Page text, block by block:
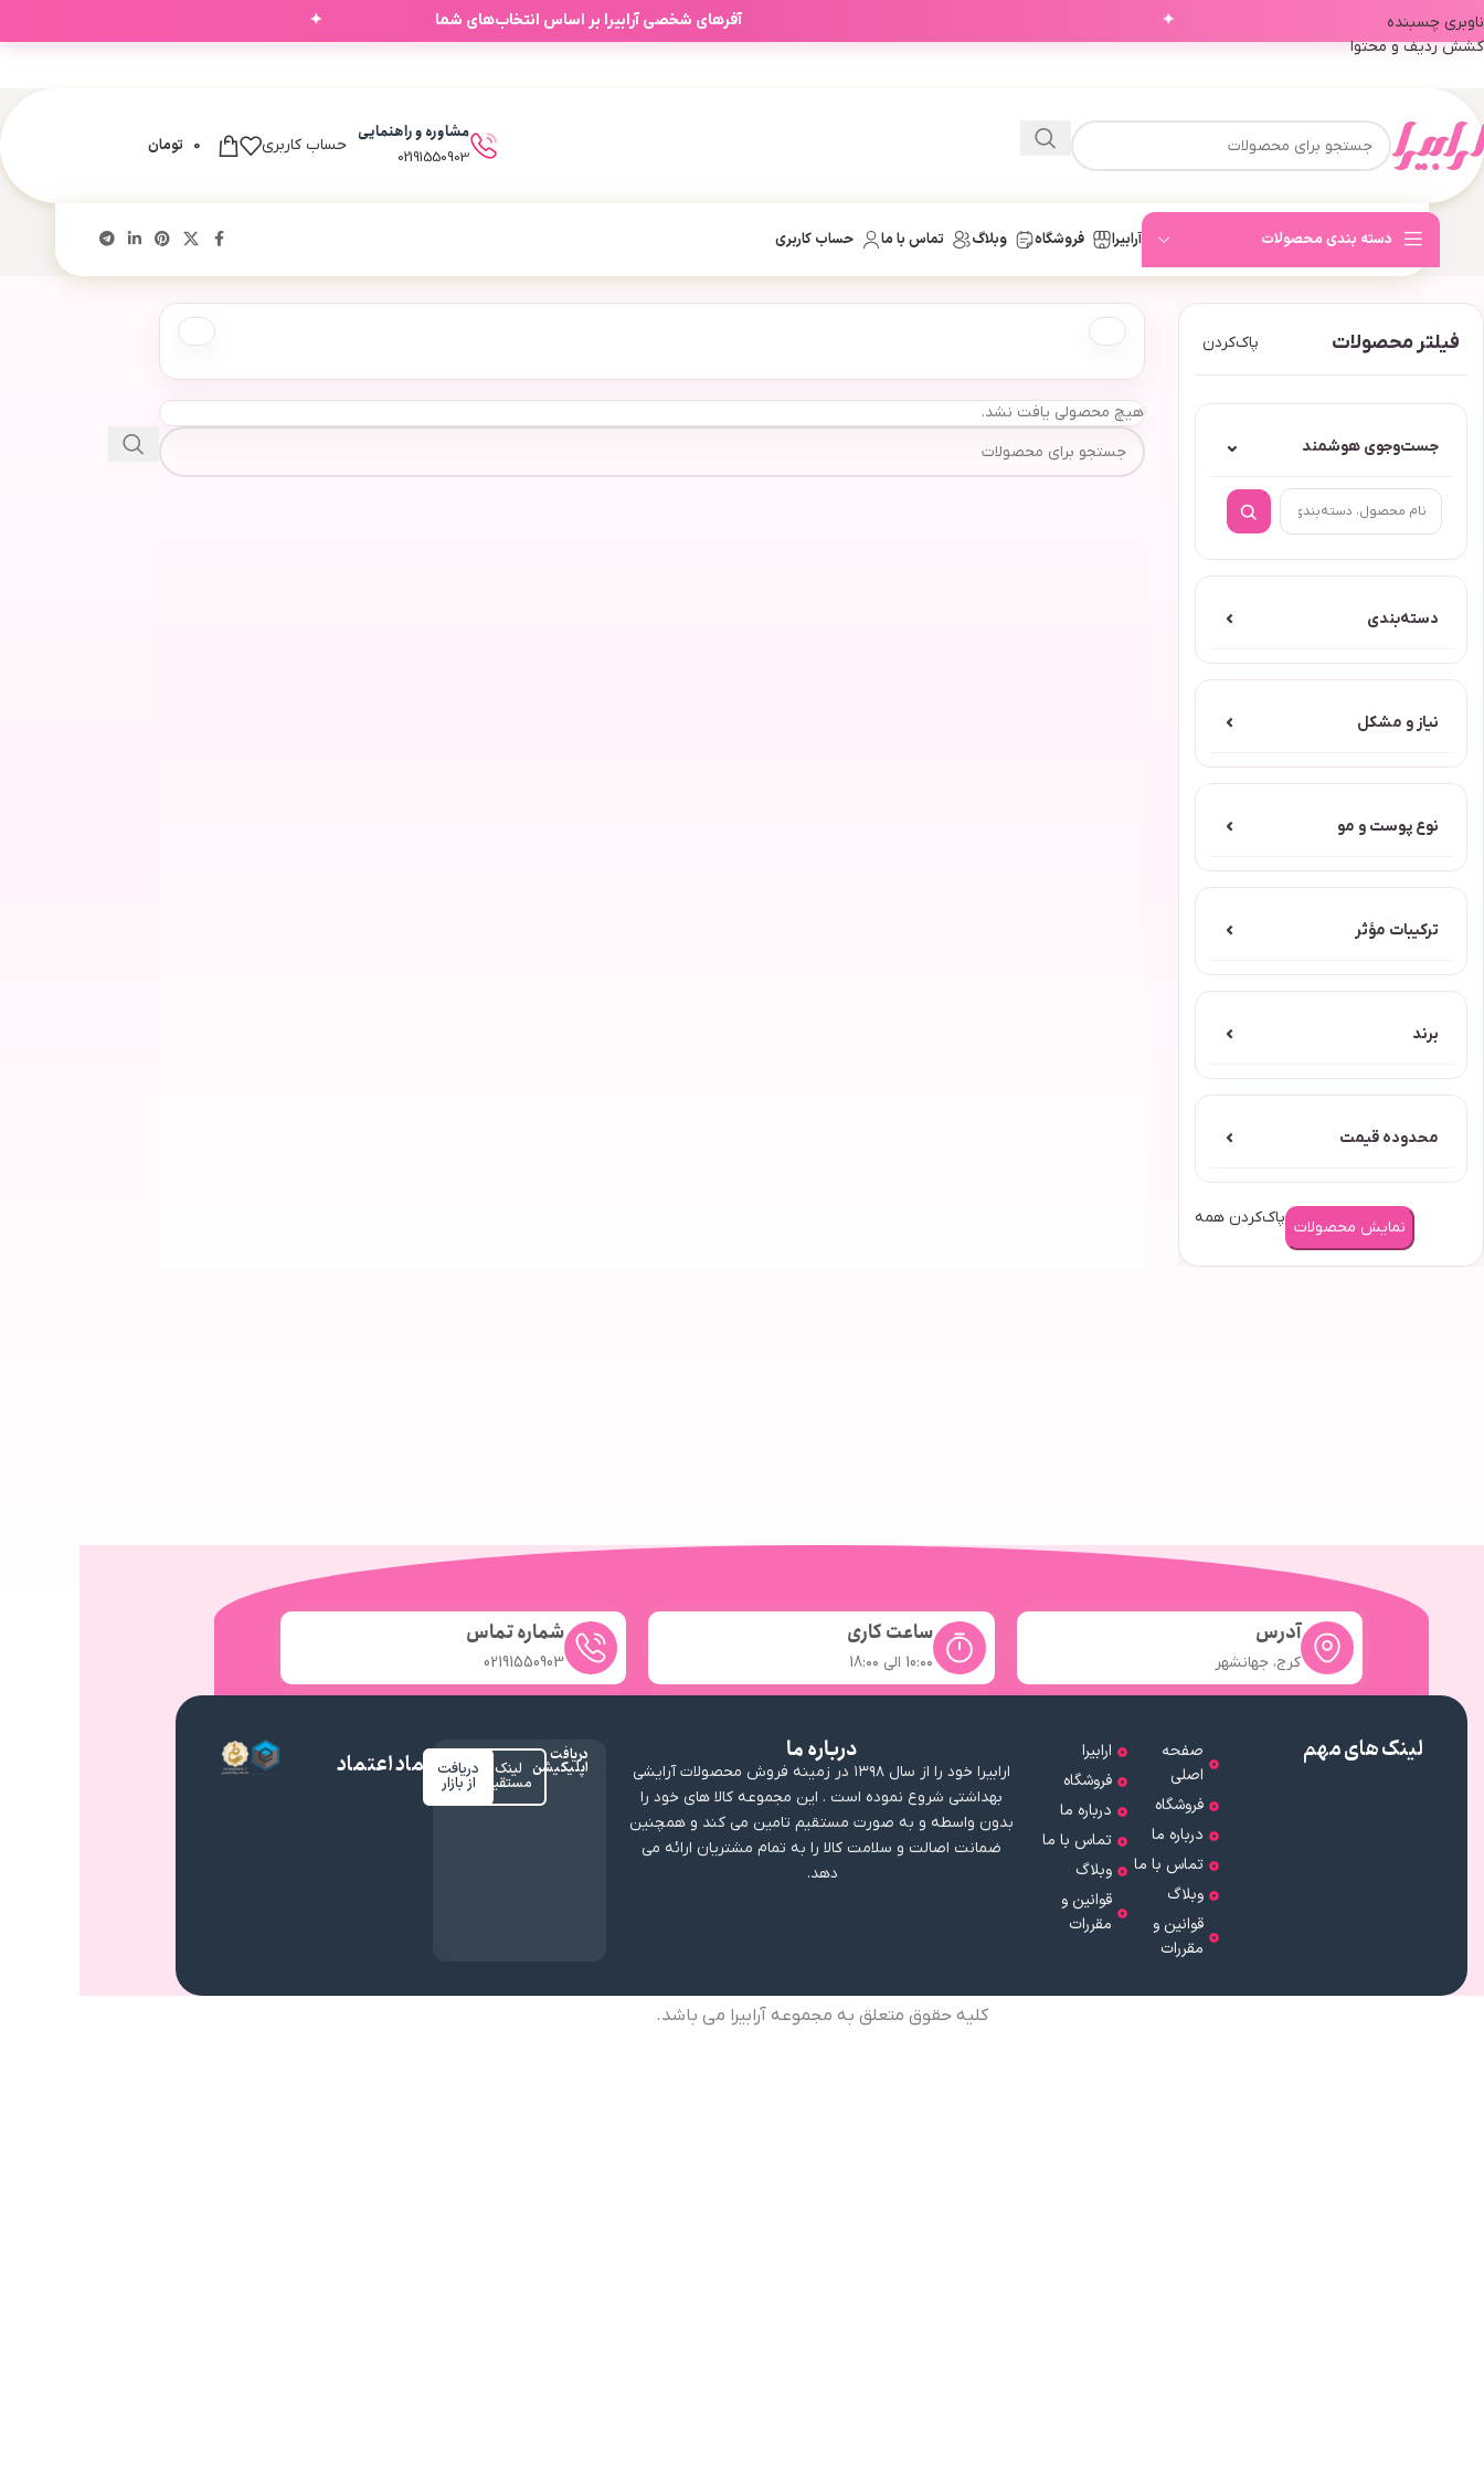
✦ آفرهای شخصی آرابیرا بر اساس انتخاب‌های شما ✦
ناوبری چسبنده
کشش ردیف و محتوا
مشاوره و راهنمایی
02191550903
حساب کاربری 0 تومان
دسته بندی محصولات آرابیرا فروشگاه وبلاگ تماس با ما حساب کاربری
فیلتر محصولات پاک‌کردن
جست‌وجوی هوشمند ⌄
دسته‌بندی ⌄
نیاز و مشکل ⌄
نوع پوست و مو ⌄
ترکیبات مؤثر ⌄
برند ⌄
محدوده قیمت ⌄
نمایش محصولات پاک‌کردن همه
هیچ محصولی یافت نشد.
آدرس
کرج، جهانشهر
ساعت کاری
10:۰۰ الی 18:۰۰
شماره تماس
02191550903
لینک های مهم
صفحه
اصلی
فروشگاه
درباره ما
تماس با ما
وبلاگ
قوانین و
مقررات
ارابیرا
فروشگاه
درباره ما
تماس با ما
وبلاگ
قوانین و
مقررات
درباره ما
ارابیرا خود را از سال ۱۳۹۸ در زمینه فروش محصولات آرایشی
بهداشتی شروع نموده است . این مجموعه کالا های خود را
بدون واسطه و به صورت مستقیم تامین می کند و همچنین
ضمانت اصالت و سلامت کالا را به تمام مشتریان ارائه می
دهد.
دریافت
اپلیکیشن لینک
مستقیم
دریافت
از بازار نماد اعتماد
کلیه حقوق متعلق به مجموعه آرابیرا می باشد.